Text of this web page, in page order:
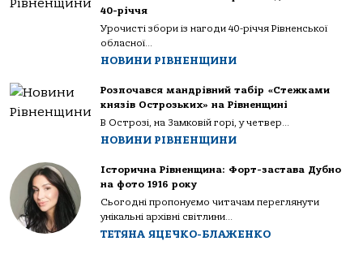
40-річчя
Урочисті збори із нагоди 40-річчя Рівненської
обласної...
НОВИНИ РІВНЕНЩИНИ
Розпочався мандрівний табір «Стежками
князів Острозьких» на Рівненщині
В Острозі, на Замковій горі, у четвер...
НОВИНИ РІВНЕНЩИНИ
Історична Рівненщина: Форт-застава Дубно
на фото 1916 року
Сьогодні пропонуємо читачам переглянути
унікальні архівні світлини...
ТЕТЯНА ЯЦЕЧКО-БЛАЖЕНКО